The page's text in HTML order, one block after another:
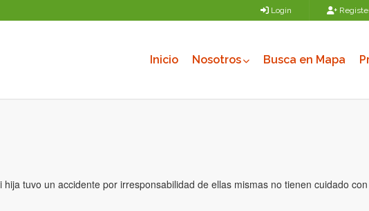
Login
Inicio Nosotros Busca en Mapa
tuvo un accidente por irresponsabilidad de ellas mismas no tienen cuidado